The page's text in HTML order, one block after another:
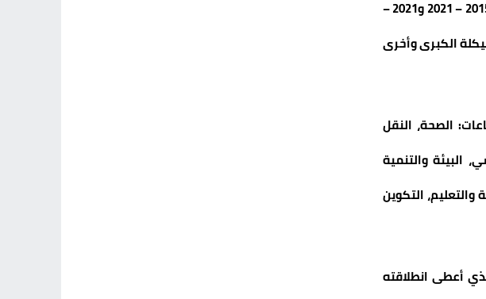
هذا المجلس، قدّم حصيلة، خلال دورته العادية برسم شهر مارس 2024، شملت الفترتين الانتدابيتين 2015 – 2021 و2021 –
الكبرى وأخرى
الصحة، النقل
البيئة والتنمية
والتعليم، التكوين
أعطى انطلاقته